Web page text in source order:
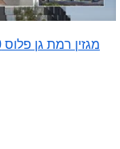
מגזין רמת גן פלוס 140